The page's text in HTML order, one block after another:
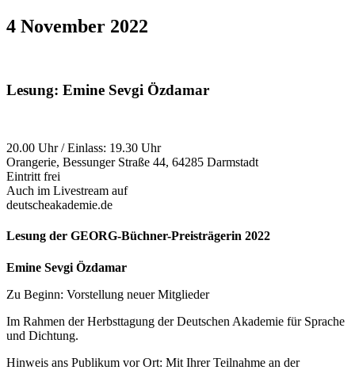
4 November 2022
Lesung: Emine Sevgi Özdamar
20.00 Uhr / Einlass: 19.30 Uhr
Orangerie, Bessunger Straße 44, 64285 Darmstadt
Eintritt frei
Auch im Livestream auf
deutscheakademie.de
Lesung der GEORG-Büchner-Preisträgerin 2022
Emine Sevgi Özdamar
Zu Beginn: Vorstellung neuer Mitglieder
Im Rahmen der Herbsttagung der Deutschen Akademie für Sprache
und Dichtung.
Hinweis ans Publikum vor Ort: Mit Ihrer Teilnahme an der